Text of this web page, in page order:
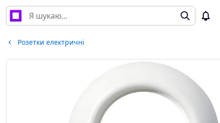
Розетки електричні